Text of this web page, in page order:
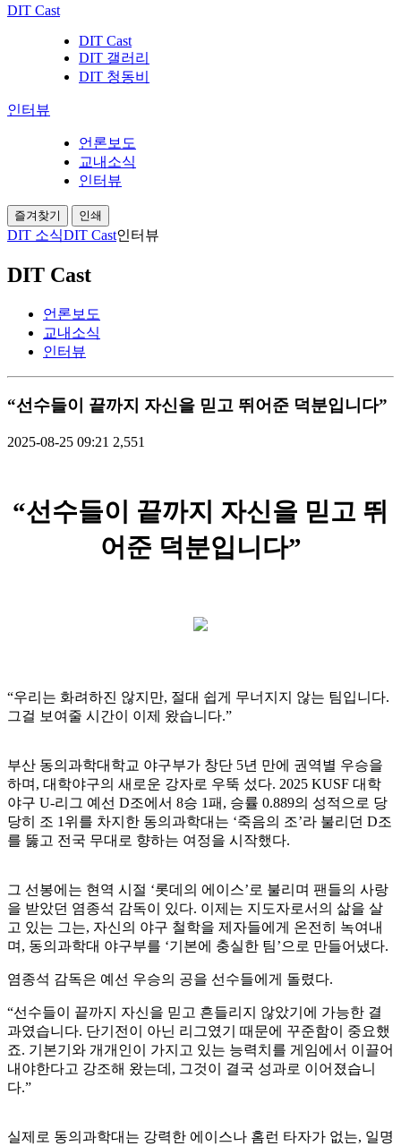
DIT Cast
DIT Cast
DIT 갤러리
DIT 청동비
인터뷰
언론보도
교내소식
인터뷰
즐겨찾기 인쇄
DIT 소식DIT Cast인터뷰
DIT Cast
언론보도
교내소식
인터뷰
“선수들이 끝까지 자신을 믿고 뛰어준 덕분입니다”
2025-08-25 09:21 2,551
“선수들이 끝까지 자신을 믿고 뛰
어준 덕분입니다”
“우리는 화려하진 않지만, 절대 쉽게 무너지지 않는 팀입니다.
그걸 보여줄 시간이 이제 왔습니다.”
부산 동의과학대학교 야구부가 창단 5년 만에 권역별 우승을
하며, 대학야구의 새로운 강자로 우뚝 섰다. 2025 KUSF 대학
야구 U-리그 예선 D조에서 8승 1패, 승률 0.889의 성적으로 당
당히 조 1위를 차지한 동의과학대는 ‘죽음의 조’라 불리던 D조
를 뚫고 전국 무대로 향하는 여정을 시작했다.
그 선봉에는 현역 시절 ‘롯데의 에이스’로 불리며 팬들의 사랑
을 받았던 염종석 감독이 있다. 이제는 지도자로서의 삶을 살
고 있는 그는, 자신의 야구 철학을 제자들에게 온전히 녹여내
며, 동의과학대 야구부를 ‘기본에 충실한 팀’으로 만들어냈다.
염종석 감독은 예선 우승의 공을 선수들에게 돌렸다.
“선수들이 끝까지 자신을 믿고 흔들리지 않았기에 가능한 결
과였습니다. 단기전이 아닌 리그였기 때문에 꾸준함이 중요했
죠. 기본기와 개개인이 가지고 있는 능력치를 게임에서 이끌어
내야한다고 강조해 왔는데, 그것이 결국 성과로 이어졌습니
다.”
실제로 동의과학대는 강력한 에이스나 홈런 타자가 없는, 일명